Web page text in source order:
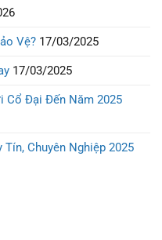
Vệ? 17/03/2025
17/03/2025
Cổ Đại Đến Năm 2025
Tín, Chuyên Nghiệp 2025